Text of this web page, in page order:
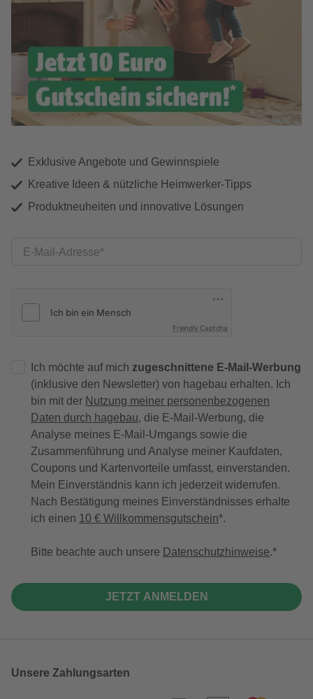
Exklusive Angebote und Gewinnspiele
Kreative Ideen & nützliche Heimwerker-Tipps
Produktneuheiten und innovative Lösungen
E-Mail-Adresse
Friendly Captcha
Ich möchte auf mich zugeschnittene E-Mail-Werbung
(inklusive den Newsletter) von hagebau erhalten. Ich
bin mit der Nutzung meiner personenbezogenen
Daten durch hagebau, die E-Mail-Werbung, die
Analyse meines E-Mail-Umgangs sowie die
Zusammenführung und Analyse meiner Kaufdaten,
Coupons und Kartenvorteile umfasst, einverstanden.
Mein Einverständnis kann ich jederzeit widerrufen.
Nach Bestätigung meines Einverständnisses erhalte
ich einen 10 € Willkommensgutschein*.
Bitte beachte auch unsere Datenschutzhinweise.
JETZT ANMELDEN
Unsere Zahlungsarten